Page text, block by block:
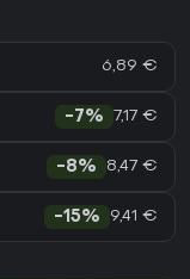
6,89 €
-7% 7,17 €
-8% 8,47 €
-15% 9,41 €